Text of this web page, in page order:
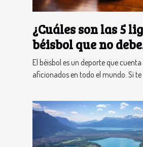
¿Cuáles son las 5
béisbol que no debe
perderse?
El béisbol es un deporte que
aficionados en todo el mundo. Si te